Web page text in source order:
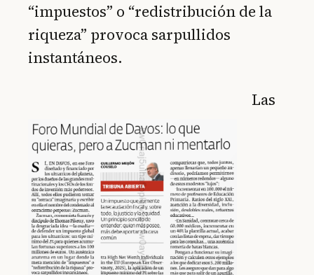
“impuestos” o “redistribución de la
riqueza” provoca sarpullidos
instantáneos.
Las